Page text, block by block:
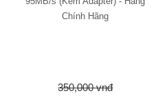
350,000 vnđ